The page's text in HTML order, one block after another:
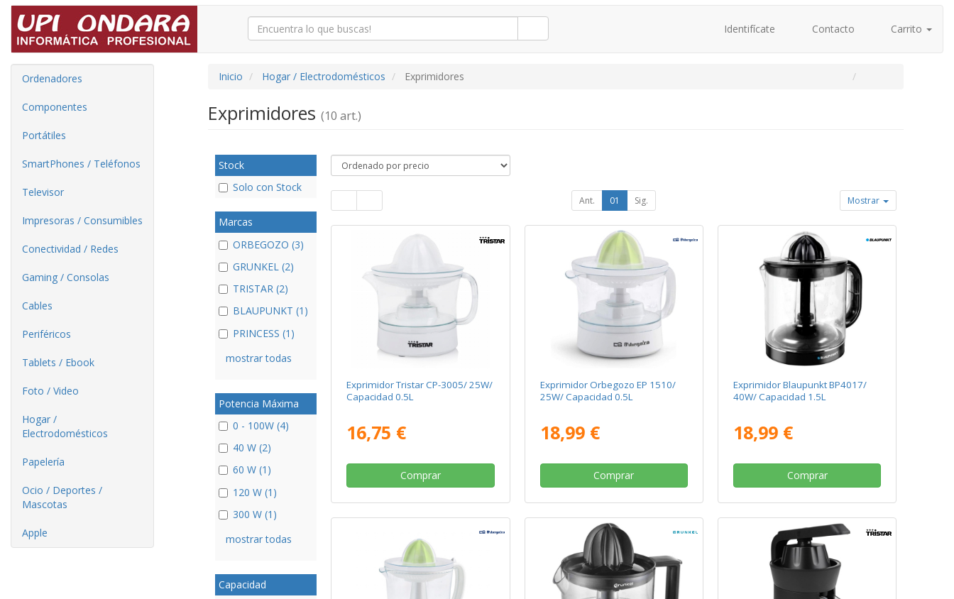
Identifícate Contacto Carrito
Ordenadores
Componentes
Portátiles
SmartPhones / Teléfonos
Televisor
Impresoras / Consumibles
Conectividad / Redes
Gaming / Consolas
Cables
Periféricos
Tablets / Ebook
Foto / Video
Hogar /
Electrodomésticos
Papelería
Ocio / Deportes /
Mascotas
Apple
Inicio Hogar / Electrodomésticos Exprimidores
Exprimidores (10 art.)
Stock
Solo con Stock
Marcas
ORBEGOZO (3)
GRUNKEL (2)
TRISTAR (2)
BLAUPUNKT (1)
PRINCESS (1)
mostrar todas
Potencia Máxima
0 - 100W (4)
40 W (2)
60 W (1)
120 W (1)
300 W (1)
mostrar todas
Capacidad
Ant. 01 Sig. Mostrar
Exprimidor Tristar CP-3005/ 25W/
Capacidad 0.5L
16,75 €
Comprar
Exprimidor Orbegozo EP 1510/
25W/ Capacidad 0.5L
18,99 €
Comprar
Exprimidor Blaupunkt BP4017/
40W/ Capacidad 1.5L
18,99 €
Comprar